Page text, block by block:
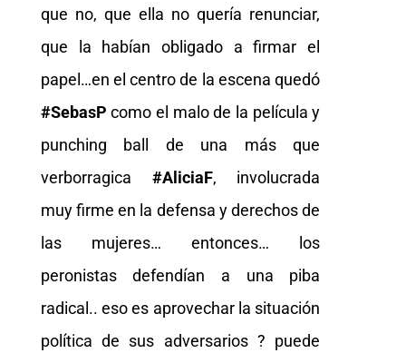
que no, que ella no quería renunciar,
que la habían obligado a firmar el
papel…en el centro de la escena quedó
#SebasP como el malo de la película y
punching ball de una más que
verborragica #AliciaF, involucrada
muy firme en la defensa y derechos de
las mujeres… entonces… los
peronistas defendían a una piba
radical.. eso es aprovechar la situación
política de sus adversarios ? puede